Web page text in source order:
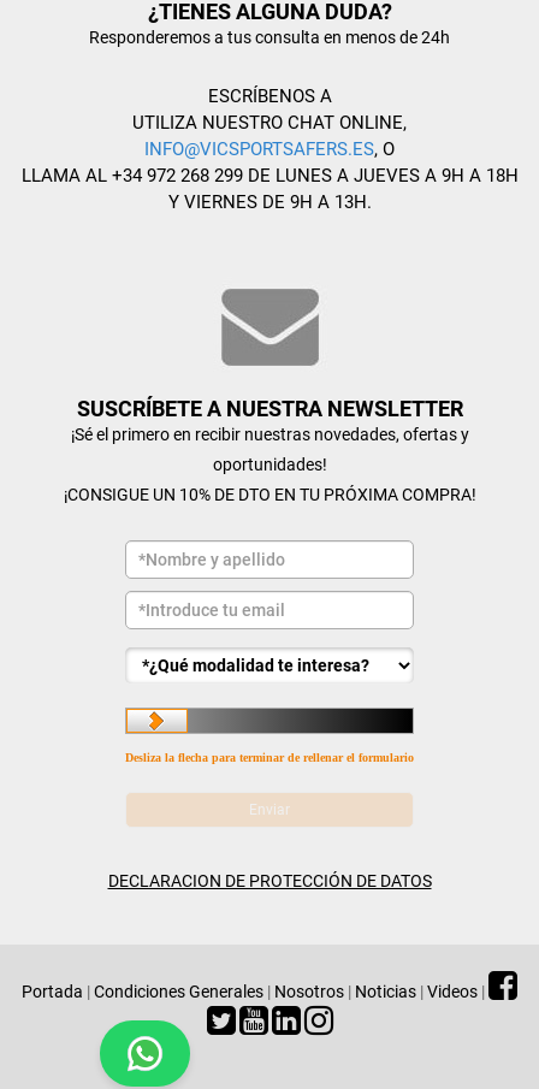
¿TIENES ALGUNA DUDA?
Responderemos a tus consulta en menos de 24h
ESCRÍBENOS A
UTILIZA NUESTRO CHAT ONLINE,
INFO@VICSPORTSAFERS.ES, O
LLAMA AL +34 972 268 299 DE LUNES A JUEVES A 9H A 18H
Y VIERNES DE 9H A 13H.
SUSCRÍBETE A NUESTRA NEWSLETTER
¡Sé el primero en recibir nuestras novedades, ofertas y
oportunidades!
¡CONSIGUE UN 10% DE DTO EN TU PRÓXIMA COMPRA!
Desliza la flecha para terminar de rellenar el formulario
DECLARACION DE PROTECCIÓN DE DATOS
Portada |Condiciones Generales | Nosotros | Noticias |Videos |